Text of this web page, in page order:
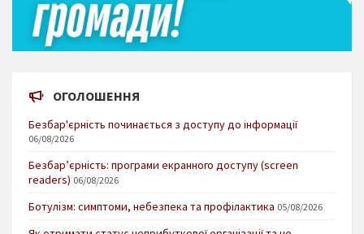
ОГОЛОШЕННЯ
Безбар'єрність починається з доступу до інформації
06/08/2026
Безбар’єрність: програми екранного доступу (screen
readers) 06/08/2026
Ботулізм: симптоми, небезпека та профілактика 05/08/2026